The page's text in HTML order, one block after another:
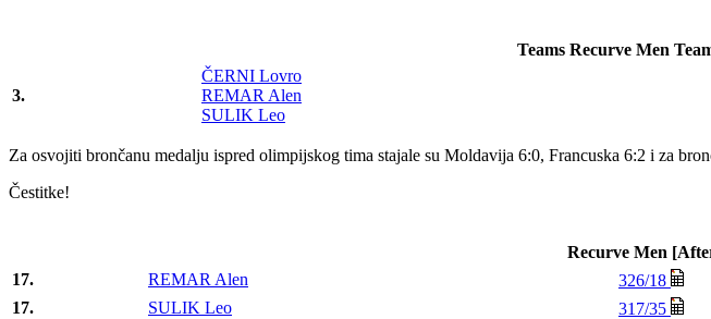
Teams Recurve Men
3.
ČERNI Lovro
REMAR Alen
SULIK Leo
Za osvojiti brončanu medalju ispred olimpijskog tima stajale su Moldavija 6:0, Francuska 6:2 i za
Čestitke!
Recurve Men
17.
REMAR Alen 326/18
17.
SULIK Leo 317/35